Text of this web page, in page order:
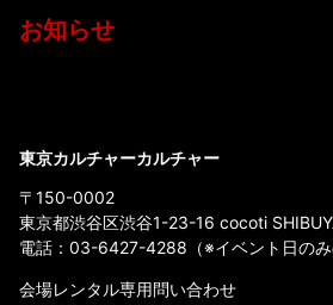
お知らせ
東京カルチャーカルチャー
〒150-0002
東京都渋谷区渋谷1-23-16 cocoti
電話： 03-6427-4288 （※イベント日の
会場レンタル専用問い合わせ